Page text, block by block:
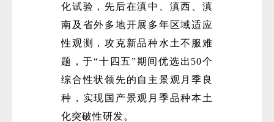
化试验，先后在滇中、滇西、滇
南及省外多地开展多年区域适应
性观测，攻克新品种水土不服难
题，于“十四五”期间优选出50个
综合性状领先的自主景观月季良
种，实现国产景观月季品种本土
化突破性研发。